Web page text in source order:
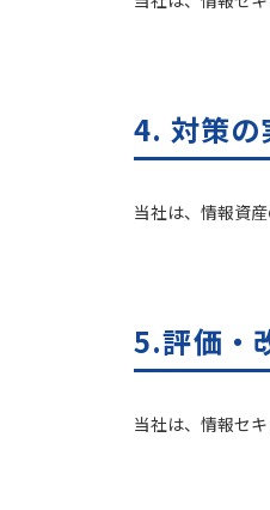
4. 対策の
当社は、情報資
5.評価・
当社は、情報セ